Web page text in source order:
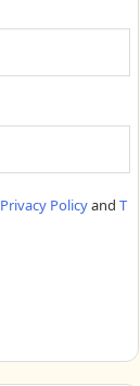
Privacy Policyand T